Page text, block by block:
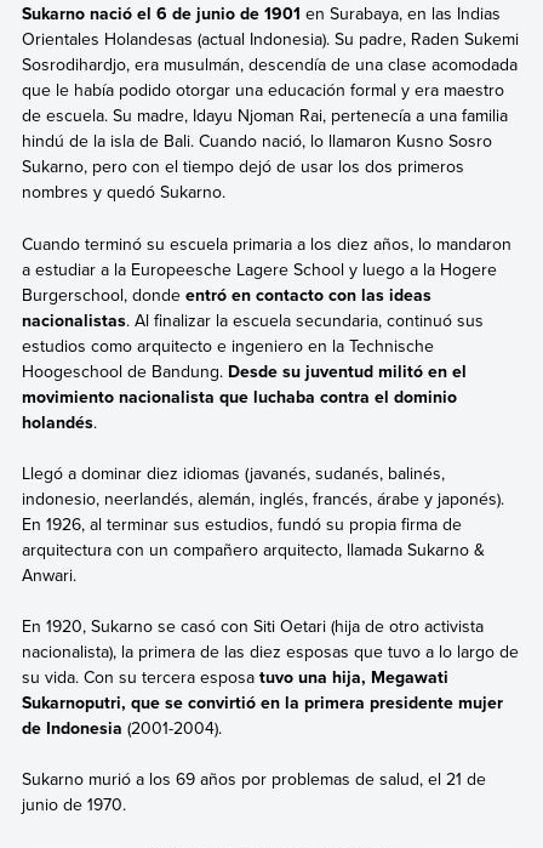
Sukarno nació el 6 de junio de 1901 en Surabaya, en las Indias
Orientales Holandesas (actual Indonesia). Su padre, Raden Sukemi
Sosrodihardjo, era musulmán, descendía de una clase acomodada
que le había podido otorgar una educación formal y era maestro
de escuela. Su madre, Idayu Njoman Rai, pertenecía a una familia
hindú de la isla de Bali. Cuando nació, lo llamaron Kusno Sosro
Sukarno, pero con el tiempo dejó de usar los dos primeros
nombres y quedó Sukarno.
Cuando terminó su escuela primaria a los diez años, lo mandaron
a estudiar a la Europeesche Lagere School y luego a la Hogere
Burgerschool, donde entró en contacto con las ideas
nacionalistas. Al finalizar la escuela secundaria, continuó sus
estudios como arquitecto e ingeniero en la Technische
Hoogeschool de Bandung. Desde su juventud militó en el
movimiento nacionalista que luchaba contra el dominio
holandés.
Llegó a dominar diez idiomas (javanés, sudanés, balinés,
indonesio, neerlandés, alemán, inglés, francés, árabe y japonés).
En 1926, al terminar sus estudios, fundó su propia firma de
arquitectura con un compañero arquitecto, llamada Sukarno &
Anwari.
En 1920, Sukarno se casó con Siti Oetari (hija de otro activista
nacionalista), la primera de las diez esposas que tuvo a lo largo de
su vida. Con su tercera esposa tuvo una hija, Megawati
Sukarnoputri, que se convirtió en la primera presidente mujer
de Indonesia (2001-2004).
Sukarno murió a los 69 años por problemas de salud, el 21 de
junio de 1970.